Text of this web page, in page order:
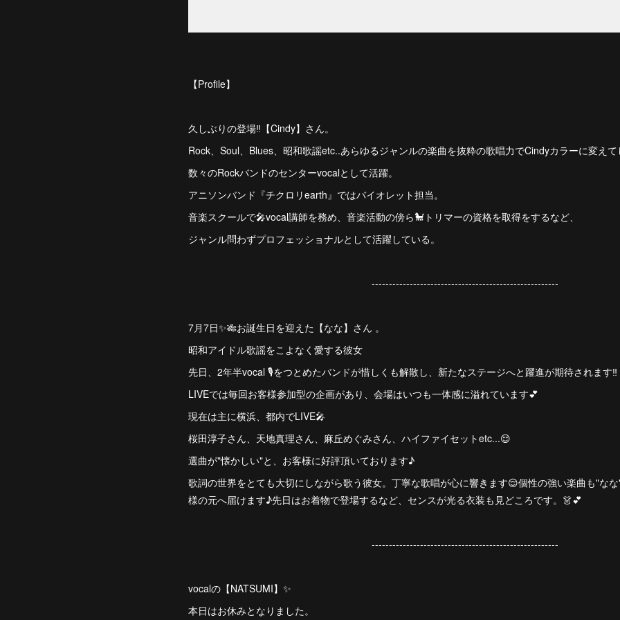
【Profile】
久しぶりの登場‼︎【Cindy】さん。
Rock、Soul、Blues、昭和歌謡etc..あらゆるジャンルの楽曲を抜粋の歌唱力でCindyカラーに変え
数々のRockバンドのセンターvocalとして活躍。
アニソンバンド『チクロリearth』ではバイオレット担当。
音楽スクールで🎤vocal講師を務め、音楽活動の傍ら🐩トリマーの資格を取得をするなど、
ジャンル問わずプロフェッショナルとして活躍している。
------------------------------------------------------
7月7日✨🎋お誕生日を迎えた【なな】さん 。
昭和アイドル歌謡をこよなく愛する彼女
先日、2年半vocal 🎙をつとめたバンドが惜しくも解散し、新たなステージへと躍進が期待されます‼️
LIVEでは毎回お客様参加型の企画があり、会場はいつも一体感に溢れています💕
現在は主に横浜、都内でLIVE🎤
桜田淳子さん、天地真理さん、麻丘めぐみさん、ハイファイセットetc...😌
選曲が"懐かしい"と、お客様に好評頂いております♪
歌詞の世界をとても大切にしながら歌う彼女。丁寧な歌唱が心に響きます😌個性の強い楽曲も"な
様の元へ届けます♪先日はお着物で登場するなど、センスが光る衣装も見どころです。👗💕
------------------------------------------------------
vocalの【NATSUMI】✨
本日はお休みとなりました。